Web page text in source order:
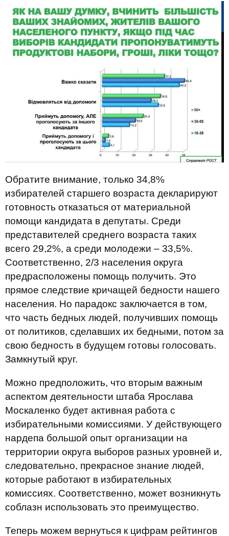
Обратите внимание, только 34,8%
избирателей старшего возраста декларируют
готовность отказаться от материальной
помощи кандидата в депутаты. Среди
представителей среднего возраста таких
всего 29,2%, а среди молодежи – 33,5%.
Соответственно, 2/3 населения округа
предрасположены помощь получить. Это
прямое следствие кричащей бедности нашего
населения. Но парадокс заключается в том,
что часть бедных людей, получивших помощь
от политиков, сделавших их бедными, потом за
свою бедность в будущем готовы голосовать.
Замкнутый круг.
Можно предположить, что вторым важным
аспектом деятельности штаба Ярослава
Москаленко будет активная работа с
избирательными комиссиями. У действующего
нардепа большой опыт организации на
территории округа выборов разных уровней и,
следовательно, прекрасное знание людей,
которые работают в избирательных
комиссиях. Соответственно, может возникнуть
соблазн использовать это преимущество.
Теперь можем вернуться к цифрам рейтингов